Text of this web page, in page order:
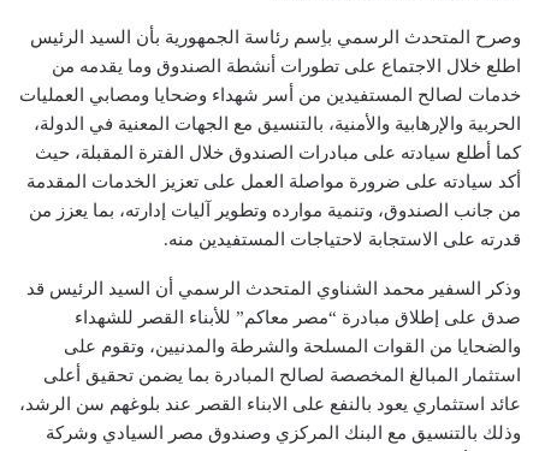
وصرح المتحدث الرسمي باِسم رئاسة الجمهورية بأن السيد الرئيس
اطلع خلال الاجتماع على تطورات أنشطة الصندوق وما يقدمه من
خدمات لصالح المستفيدين من أسر شهداء وضحايا ومصابي العمليات
الحربية والإرهابية والأمنية، بالتنسيق مع الجهات المعنية في الدولة،
كما أطلع سيادته على مبادرات الصندوق خلال الفترة المقبلة، حيث
أكد سيادته على ضرورة مواصلة العمل على تعزيز الخدمات المقدمة
من جانب الصندوق، وتنمية موارده وتطوير آليات إدارته، بما يعزز من
قدرته على الاستجابة لاحتياجات المستفيدين منه.
وذكر السفير محمد الشناوي المتحدث الرسمي أن السيد الرئيس قد
صدق على إطلاق مبادرة “مصر معاكم” للأبناء القصر للشهداء
والضحايا من القوات المسلحة والشرطة والمدنيين، وتقوم على
استثمار المبالغ المخصصة لصالح المبادرة بما يضمن تحقيق أعلى
عائد استثماري يعود بالنفع على الابناء القصر عند بلوغهم سن الرشد،
وذلك بالتنسيق مع البنك المركزي وصندوق مصر السيادي وشركة